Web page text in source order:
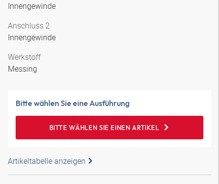
Innengewinde
Anschluss 2
Innengewinde
Werkstoff
Messing
Bitte wählen Sie eine Ausführung
BITTE WÄHLEN SIE EINEN ARTIKEL
Artikeltabelle anzeigen